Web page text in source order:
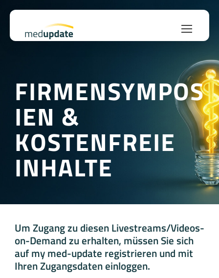
FIRMENSYMPOS
IEN &
KOSTENFREIE
INHALTE
Um Zugang zu diesen Livestreams/Videos-
on-Demand zu erhalten, müssen Sie sich
auf my med-update registrieren und mit
Ihren Zugangsdaten einloggen.